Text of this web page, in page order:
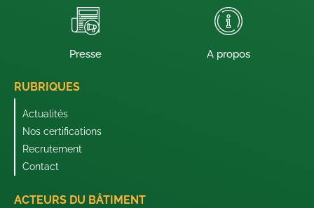
Presse A propos
RUBRIQUES
Actualités
Nos certifications
Recrutement
Contact
ACTEURS DU BÂTIMENT